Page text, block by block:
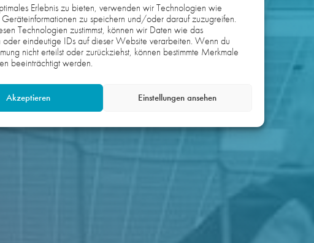
Erlebnis zu bieten, verwenden wir Technologien wie
zu speichern und/oder darauf zuzugreifen.
Technologien zustimmst, können wir Daten wie das
oder eindeutige IDs auf dieser Website verarbeiten. Wenn du
nicht erteilst oder zurückziehst, können bestimmte Merkmale
beeinträchtigt werden.
Akzeptieren Einstellungen ansehen